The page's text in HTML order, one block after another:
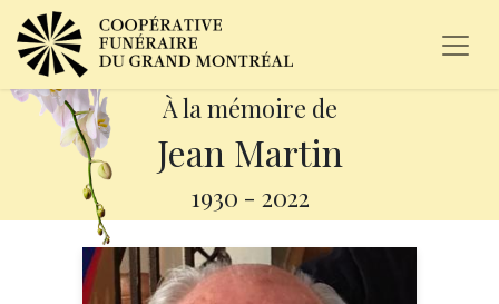
À la mémoire de
Jean Martin
1930 - 2022